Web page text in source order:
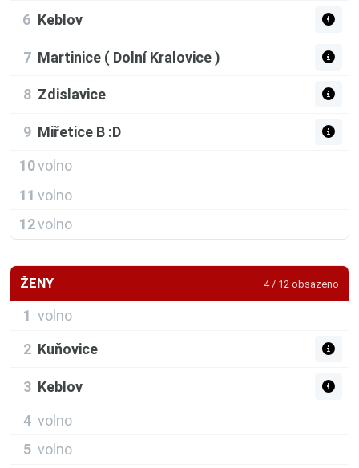
6 Keblov
7 Martinice ( Dolní Kralovice )
8 Zdislavice
9 Miřetice B :D
10volno
11 volno
12volno
ŽENY 4 / 12 obsazeno
1 volno
2 Kuňovice
3 Keblov
4 volno
5 volno